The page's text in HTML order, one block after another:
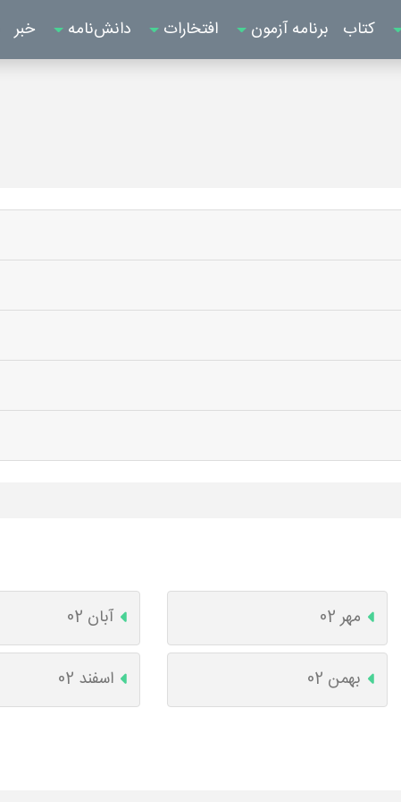
کتاب برنامه آزمون افتخارات دانش‌نامه خبر
مهر 02 آبان 02
بهمن 02 اسفند 02